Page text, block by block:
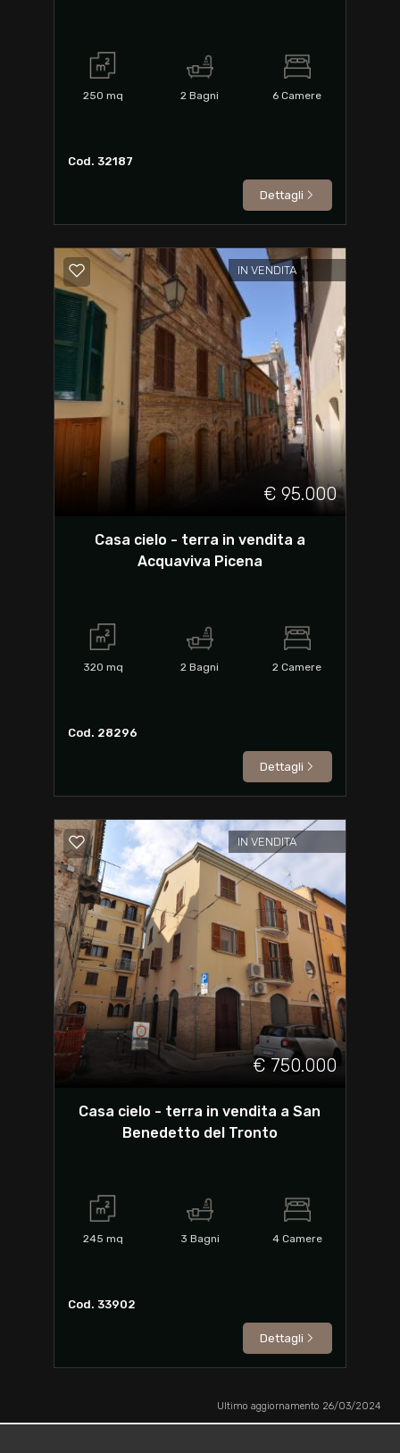
250 mq 2 Bagni 6 Camere
Cod. 32187
Dettagli
IN VENDITA
€ 95.000
Casa cielo - terra in vendita a
Acquaviva Picena
320 mq 2 Bagni 2 Camere
Cod. 28296
Dettagli
IN VENDITA
€ 750.000
Casa cielo - terra in vendita a San
Benedetto del Tronto
245 mq 3 Bagni 4Camere
Cod. 33902
Dettagli
Ultimo aggiornamento 26/03/2024